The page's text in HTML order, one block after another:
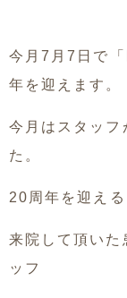
今月7月7日で
年を迎えます。
今月はスタッフ
た。
20周年を迎える
来院して頂いた
ッフ